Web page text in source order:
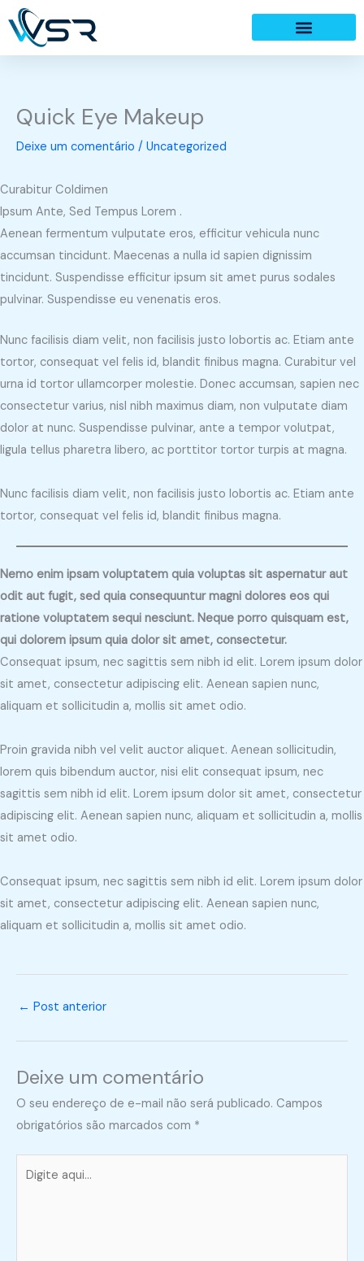
para
o
Quick Eye Makeup
Deixe um comentário / Uncategorized
Curabitur Coldimen
Ipsum Ante, Sed Tempus Lorem .
Aenean fermentum vulputate eros, efficitur vehicula nunc
accumsan tincidunt. Maecenas a nulla id sapien dignissim
tincidunt. Suspendisse efficitur ipsum sit amet purus sodales
pulvinar. Suspendisse eu venenatis eros.
Nunc facilisis diam velit, non facilisis justo lobortis ac. Etiam ante
tortor, consequat vel felis id, blandit finibus magna. Curabitur vel
urna id tortor ullamcorper molestie. Donec accumsan, sapien nec
consectetur varius, nisl nibh maximus diam, non vulputate diam
dolor at nunc. Suspendisse pulvinar, ante a tempor volutpat,
ligula tellus pharetra libero, ac porttitor tortor turpis at magna.
Nunc facilisis diam velit, non facilisis justo lobortis ac. Etiam ante
tortor, consequat vel felis id, blandit finibus magna.
Nemo enim ipsam voluptatem quia voluptas sit aspernatur aut
odit aut fugit, sed quia consequuntur magni dolores eos qui
ratione voluptatem sequi nesciunt. Neque porro quisquam est,
qui dolorem ipsum quia dolor sit amet, consectetur.
Consequat ipsum, nec sagittis sem nibh id elit. Lorem ipsum dolor
sit amet, consectetur adipiscing elit. Aenean sapien nunc,
aliquam et sollicitudin a, mollis sit amet odio.
Proin gravida nibh vel velit auctor aliquet. Aenean sollicitudin,
lorem quis bibendum auctor, nisi elit consequat ipsum, nec
sagittis sem nibh id elit. Lorem ipsum dolor sit amet, consectetur
adipiscing elit. Aenean sapien nunc, aliquam et sollicitudin a, mollis
sit amet odio.
Consequat ipsum, nec sagittis sem nibh id elit. Lorem ipsum dolor
sit amet, consectetur adipiscing elit. Aenean sapien nunc,
aliquam et sollicitudin a, mollis sit amet odio.
← Post anterior
Deixe um comentário
O seu endereço de e-mail não será publicado. Campos
obrigatórios são marcados com *
aqui...